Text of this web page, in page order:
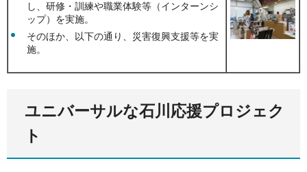
し、研修・訓練や職業体験等（インターンシ
ップ）を実施。
そのほか、以下の通り、災害復興支援等を実
施。
ユニバーサルな石川応援プロジェク
ト